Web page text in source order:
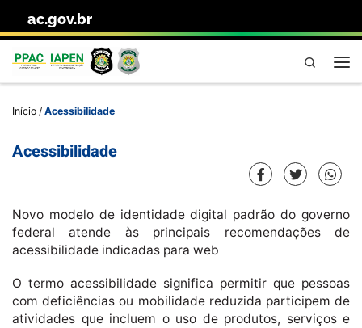
Skip to content
ac.gov.br
Pesquisa
Início / Acessibilidade
Acessibilidade
Novo modelo de identidade digital padrão do governo
federal atende às principais recomendações de
acessibilidade indicadas para web
O termo acessibilidade significa permitir que pessoas
com deficiências ou mobilidade reduzida participem de
atividades que incluem o uso de produtos, serviços e